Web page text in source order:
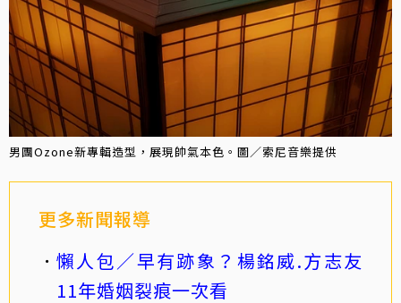
男團Ozone新專輯造型，展現帥氣本色。圖／索尼音樂提供
更多新聞報導
懶人包／早有跡象？楊銘威.方志友
11年婚姻裂痕一次看